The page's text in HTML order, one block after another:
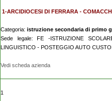
1-ARCIDIOCESI DI FERRARA -
Categoria: istruzione secondaria di primo
Sede legale: FE -ISTRUZIONE
LINGUISTICO - POSTEGGIO AUTO
Vedi scheda azienda
1